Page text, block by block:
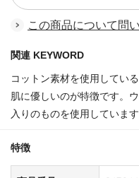
この商品について問
関連 KEYWORD
コットン素材を使用してい
肌に優しいのが特徴です。
入りのものを使用しています
特徴